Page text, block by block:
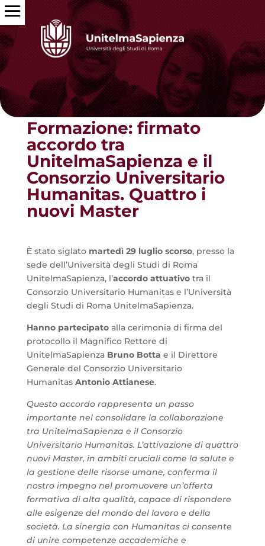
Torna alle news
Formazione: firmato
accordo tra
UnitelmaSapienza e il
Consorzio Universitario
Humanitas. Quattro i
nuovi Master
Ѐ stato siglato martedì 29 luglio scorso, presso la
sede dell’Università degli Studi di Roma
UnitelmaSapienza, l’accordo attuativo tra il
Consorzio Universitario Humanitas e l’Università
degli Studi di Roma UnitelmaSapienza.
Hanno partecipatoalla cerimonia di firma del
protocollo il Magnifico Rettore di
UnitelmaSapienza Bruno Botta e il Direttore
Generale del Consorzio Universitario
Humanitas Antonio Attianese.
Questo accordo rappresenta un passo
importante nel consolidare la collaborazione
tra UnitelmaSapienza e il Consorzio
Universitario Humanitas. L’attivazione di quattro
nuovi Master, in ambiti cruciali come la salute e
la gestione delle risorse umane, conferma il
nostro impegno nel promuovere un’offerta
formativa di alta qualità, capace di rispondere
alle esigenze del mondo del lavoro e della
società. La sinergia con Humanitas ci consente
di unire competenze accademiche e